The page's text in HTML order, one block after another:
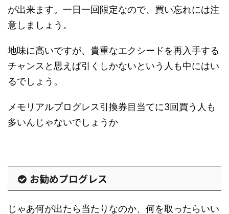
が出来ます。一日一回限定なので、買い忘れには注
意しましょう。
地味に高いですが、貴重なエクシードを再入手する
チャンスと思えば引くしかないという人も中にはい
るでしょう。
メモリアルプログレス引換券目当てに3回買う人も
多いんじゃないでしょうか
お勧めプログレス
じゃあ何が出たら当たりなのか、何を取ったらいい